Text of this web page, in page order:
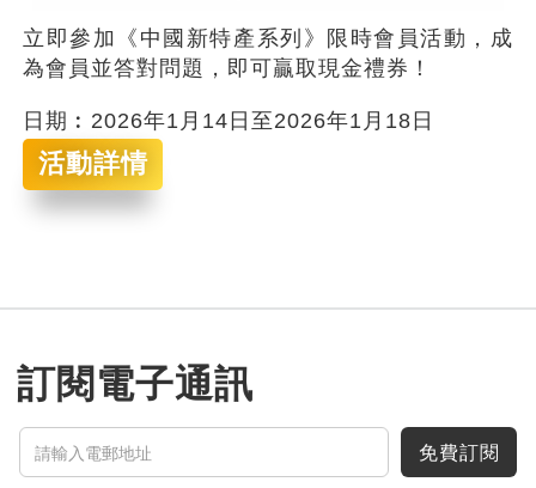
立即參加《中國新特產系列》限時會員活動，成
為會員並答對問題，即可贏取現金禮券！
日期︰2026年1月14日至2026年1月18日
活動詳情
訂閱電子通訊
免費訂閱